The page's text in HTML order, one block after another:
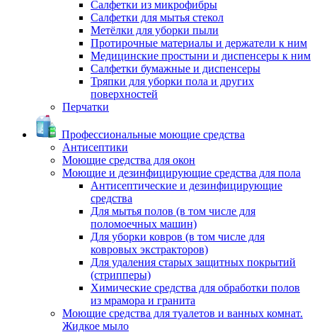
Салфетки из микрофибры
Салфетки для мытья стекол
Метёлки для уборки пыли
Протирочные материалы и держатели к ним
Медицинские простыни и диспенсеры к ним
Салфетки бумажные и диспенсеры
Тряпки для уборки пола и других
поверхностей
Перчатки
Профессиональные моющие средства
Антисептики
Моющие средства для окон
Моющие и дезинфицирующие средства для пола
Антисептические и дезинфицирующие
средства
Для мытья полов (в том числе для
поломоечных машин)
Для уборки ковров (в том числе для
ковровых экстракторов)
Для удаления старых защитных покрытий
(стрипперы)
Химические средства для обработки полов
из мрамора и гранита
Моющие средства для туалетов и ванных комнат.
Жидкое мыло